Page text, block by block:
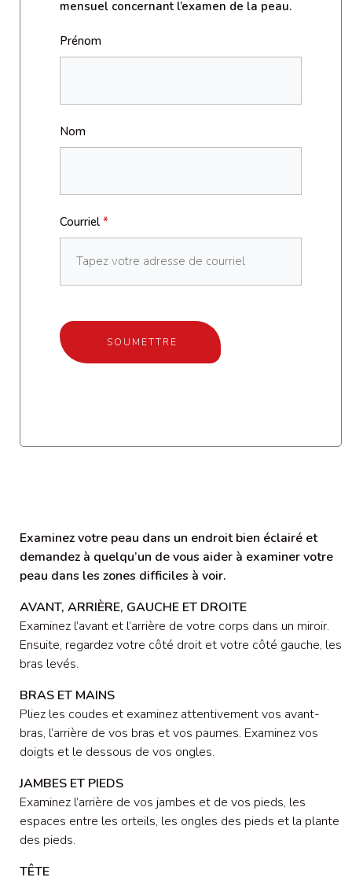
mensuel concernant l’examen de la peau.
Prénom
Nom
Courriel *
Examinez votre peau dans un endroit bien éclairé et
demandez à quelqu’un de vous aider à examiner votre
peau dans les zones difficiles à voir.
AVANT, ARRIÈRE, GAUCHE ET DROITE
Examinez l’avant et l’arrière de votre corps dans un miroir.
Ensuite, regardez votre côté droit et votre côté gauche, les
bras levés.
BRAS ET MAINS
Pliez les coudes et examinez attentivement vos avant-
bras, l’arrière de vos bras et vos paumes. Examinez vos
doigts et le dessous de vos ongles.
JAMBES ET PIEDS
Examinez l’arrière de vos jambes et de vos pieds, les
espaces entre les orteils, les ongles des pieds et la plante
des pieds.
TÊTE